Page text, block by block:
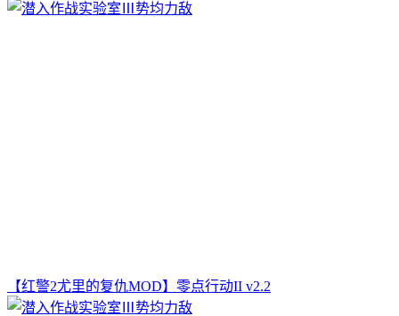
【红警2尤里的复仇MOD】零点行动II v2.2